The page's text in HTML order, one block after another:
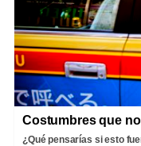
Costumbres que
¿Qué pensarías si esto